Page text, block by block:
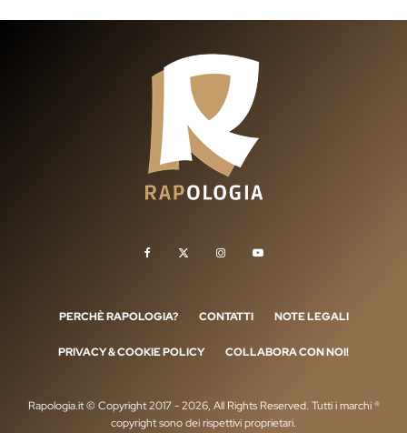
PERCHÈ RAPOLOGIA? CONTATTI NOTE LEGALI
PRIVACY & COOKIE POLICY COLLABORA CON NOI!
Rapologia.it © Copyright 2017 - 2026, All Rights Reserved. Tutti i marchi ®
copyright sono dei rispettivi proprietari.